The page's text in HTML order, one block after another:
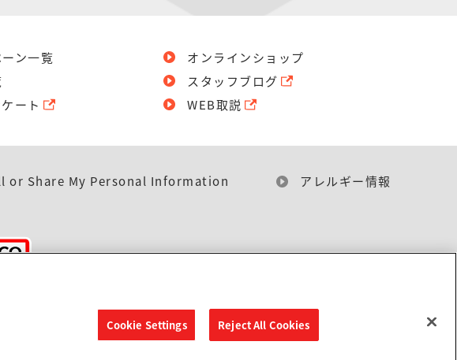
ン一覧
ート
オンラインショップ
スタッフブログ
WEB取説
or Share My Personal Information アレルギー情報
Cookie Settings Reject All Cookies